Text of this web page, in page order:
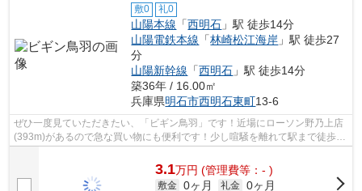
敷0 礼0
山陽本線 「西明石 」駅 徒歩14分
山陽電鉄本線 「林崎松江海岸 」駅 徒歩27
分
山陽新幹線 「西明石 」駅 徒歩14分
築36年 / 16.00㎡
兵庫県明石市西明石東町13-6
ぜひ一度見ていただきたい、「ビギン鳥羽」です！近場にローソン野乃上店
(393m)があるので急な買い物にも便利です！少し喧騒を離れて駅まで徒歩14
分という駅近な物件はいかがですか！...
3.1万円 (管理費等：- )
敷金 0ヶ月 礼金 0ヶ月